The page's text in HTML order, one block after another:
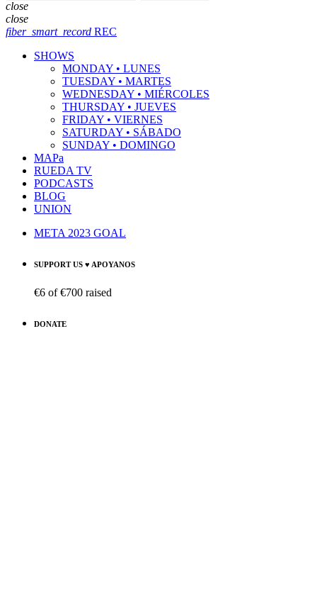
close
close
fiber_smart_record REC
SHOWS
MONDAY • LUNES
TUESDAY • MARTES
WEDNESDAY • MIÉRCOLES
THURSDAY • JUEVES
FRIDAY • VIERNES
SATURDAY • SÁBADO
SUNDAY • DOMINGO
MAPa
RUEDA TV
PODCASTS
BLOG
UNION
META 2023 GOAL
SUPPORT US ♥ APOYANOS
€6 of€700 raised
DONATE